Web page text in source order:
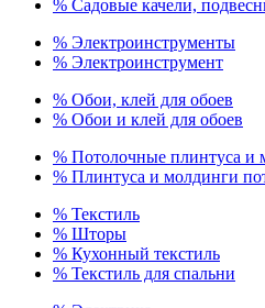
% Садовые качели,
% Электроинструменты
% Электроинструмент
% Обои, клей для обоев
% Обои и клей для обоев
% Потолочные плинтуса и
% Плинтуса и молдинги
% Текстиль
% Шторы
% Кухонный текстиль
% Текстиль для спальни